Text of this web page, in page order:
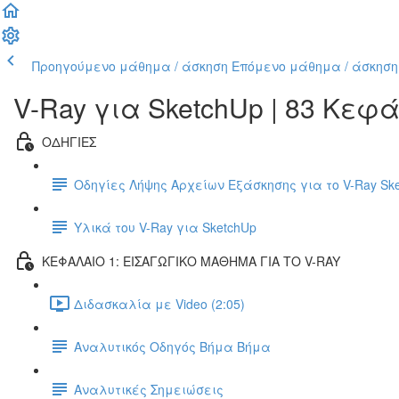
Προηγούμενο μάθημα / άσκηση Επόμενο μάθημα / άσκηση
V-Ray για SketchUp | 83
ΟΔΗΓΙΕΣ
Οδηγίες Λήψης Αρχείων Εξάσκησης για το V-Ray
Υλικά του V-Ray για SketchUp
ΚΕΦΑΛΑΙΟ 1: ΕΙΣΑΓΩΓΙΚΟ ΜΑΘΗΜΑ ΓΙΑ ΤΟ V-RAY
Διδασκαλία με Video (2:05)
Αναλυτικός Οδηγός Βήμα Βήμα
Αναλυτικές Σημειώσεις